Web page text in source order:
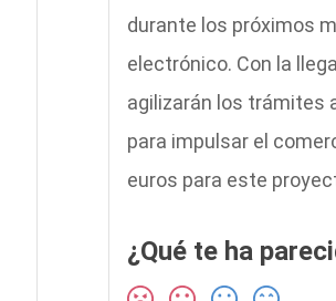
durante los próximos
electrónico. Con la
agilizarán los trámites
para impulsar el
euros para este
¿Qué te ha